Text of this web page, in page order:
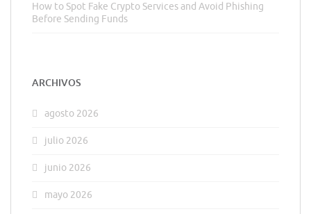
How to Spot Fake Crypto Services and Avoid Phishing
Before Sending Funds
ARCHIVOS
agosto 2026
julio 2026
junio 2026
mayo 2026